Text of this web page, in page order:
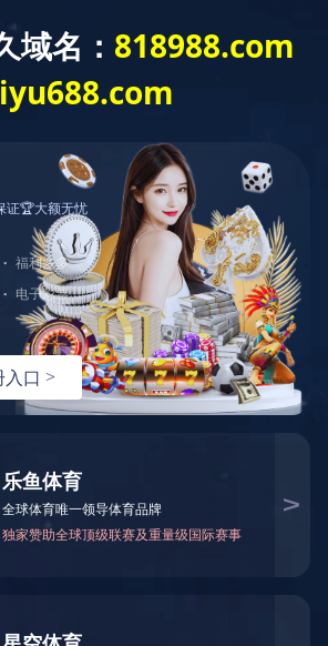
关于我们 产品展示
LED洗墙灯 LED线形灯 LED射灯 LED投光灯